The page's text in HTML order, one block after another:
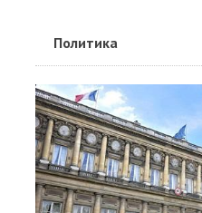
Политика